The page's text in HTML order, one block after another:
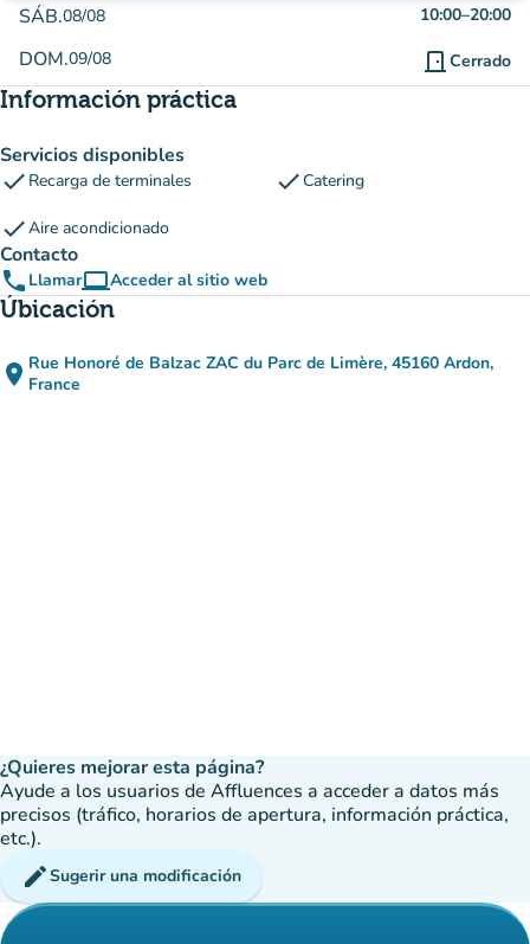
SÁB.08/08 10:00–20:00
DOM.09/08 door_front Cerrado
Información práctica
Servicios disponibles
check Recarga de terminales checkCatering
checkAire acondicionado
Contacto
phone LlamarcomputerAcceder al sitio web
(nueva pestaña)
Úbicación
place Rue Honoré de Balzac ZAC du Parc de Limère, 45160 Ardon,
France
¿Quieres mejorar esta página?
Ayude a los usuarios de Affluences a acceder a datos más
precisos (tráfico, horarios de apertura, información práctica,
etc.).
editSugerir una modificación